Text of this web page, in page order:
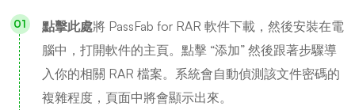
點擊此處將 PassFab for RAR 軟件下載，然後安裝在電
腦中，打開軟件的主頁。點擊 “添加” 然後跟著步驟導
入你的相關 RAR 檔案。系統會自動偵測該文件密碼的
複雜程度，頁面中將會顯示出來。